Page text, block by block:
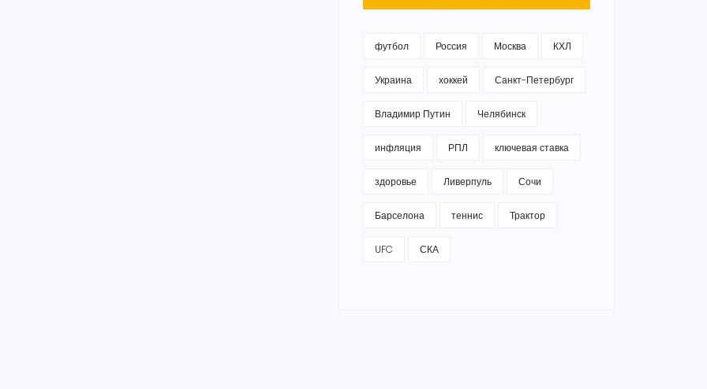
футбол Россия Москва КХЛ
Украина хоккей Санкт-Петербург
Владимир Путин Челябинск
инфляция РПЛ ключевая ставка
здоровье Ливерпуль Сочи
Барселона теннис Трактор
UFC СКА